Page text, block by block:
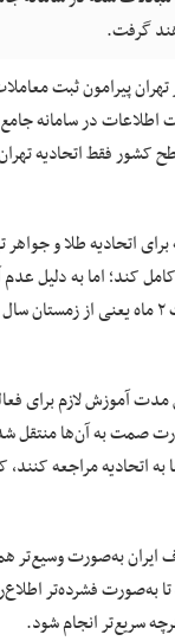
گرفت.
پیرامون ثبت
اطلاعات در سامانه
می‌رسد. همچنین در سطح کشور فقط
اتحادیه طلا و جواهر
کند؛ اما به دلیل
همکاران برگزاری این کلاس‌ها با ۲ ماه تأخیر اجرایی شد. بعد
آموزش لازم برای
صمت به آن‌ها منتقل
اتحادیه مراجعه
ایران به‌صورت وسیع‌تر
به‌صورت فشرده‌تر
سریع‌تر انجام شود.